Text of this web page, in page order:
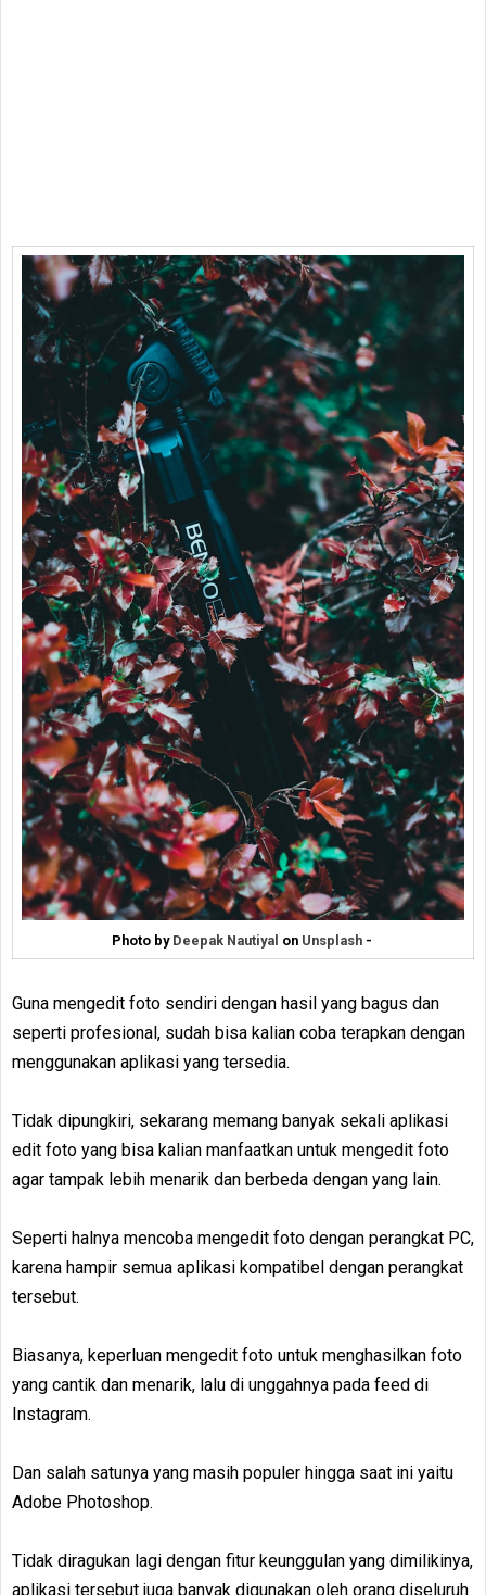
Photo by Deepak Nautiyal on Unsplash-
Guna mengedit foto sendiri dengan hasil yang bagus dan
seperti profesional, sudah bisa kalian coba terapkan dengan
menggunakan aplikasi yang tersedia.
Tidak dipungkiri, sekarang memang banyak sekali aplikasi
edit foto yang bisa kalian manfaatkan untuk mengedit foto
agar tampak lebih menarik dan berbeda dengan yang lain.
Seperti halnya mencoba mengedit foto dengan perangkat PC,
karena hampir semua aplikasi kompatibel dengan perangkat
tersebut.
Biasanya, keperluan mengedit foto untuk menghasilkan foto
yang cantik dan menarik, lalu di unggahnya pada feed di
Instagram.
Dan salah satunya yang masih populer hingga saat ini yaitu
Adobe Photoshop.
Tidak diragukan lagi dengan fitur keunggulan yang dimilikinya,
aplikasi tersebut juga banyak digunakan oleh orang diseluruh